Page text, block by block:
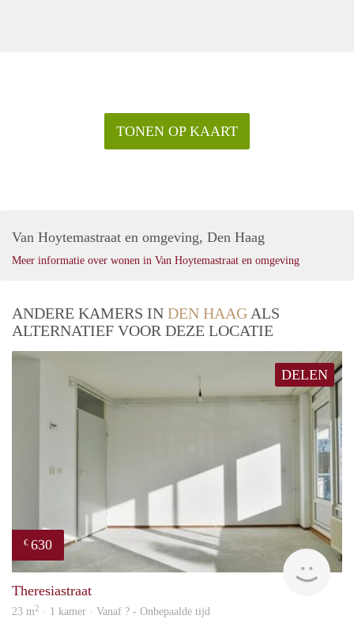
TONEN OP KAART
Van Hoytemastraat en omgeving, Den Haag
Meer informatie over wonen in Van Hoytemastraat en omgeving
ANDERE KAMERS IN DEN HAAG ALS
ALTERNATIEF VOOR DEZE LOCATIE
DELEN
€ 630
Theresiastraat
23 m2 · 1 kamer · Vanaf ? - Onbepaalde tijd